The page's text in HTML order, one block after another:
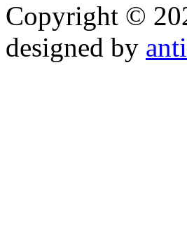
Copyright ©
designed by